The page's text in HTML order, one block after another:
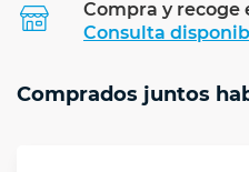
Compra y recoge
Consulta
Comprados juntos